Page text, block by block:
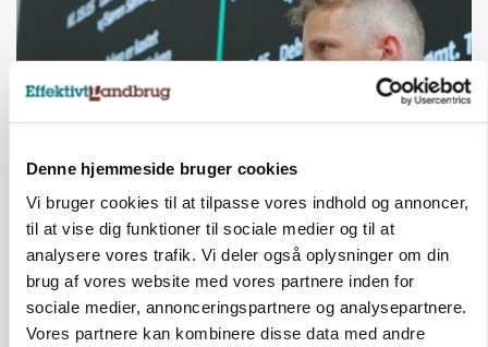
Denne hjemmeside bruger cookies
Vi bruger cookies til at tilpasse vores indhold og annoncer,
til at vise dig funktioner til sociale medier og til at
analysere vores trafik. Vi deler også oplysninger om din
brug af vores website med vores partnere inden for
sociale medier, annonceringspartnere og analysepartnere.
Vores partnere kan kombinere disse data med andre
Svineproducenter kalder Danish Crowns pris en
katastrofe
Annonce